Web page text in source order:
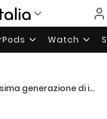
Watch
integrerà sensori di impronte digitali grazie alle tecnologie acquisite dalla AuthenTec?